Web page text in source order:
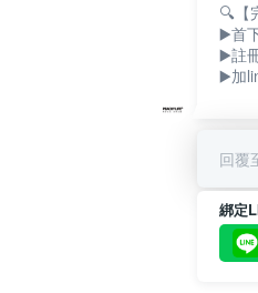
🔍【
▶️首
▶️註
▶️加
回覆
綁定